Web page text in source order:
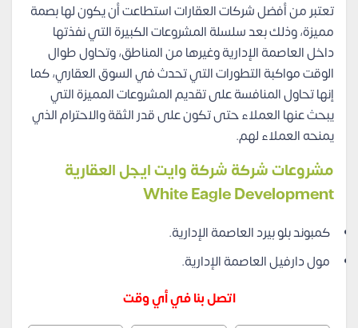
تعتبر من أفضل شركات العقارات استطاعت أن يكون لها بصمة
مميزة، وذلك بعد سلسلة المشروعات الكبيرة التي نفذتها
داخل العاصمة الإدارية وغيرها من المناطق، وتحاول طوال
الوقت مواكبة التطورات التي تحدث في السوق العقاري، كما
إنها تحاول المنافسة على تقديم المشروعات المميزة التي
يبحث عنها العملاء حتى تكون على قدر الثقة والاحترام الذي
يمنحه العملاء لهم.
مشروعات شركة شركة وايت ايجل العقارية
White Eagle Development
كمبوند بلو بيرد العاصمة الإدارية.
مول دارفيل العاصمة الإدارية.
اتصل بنا في أي وقت